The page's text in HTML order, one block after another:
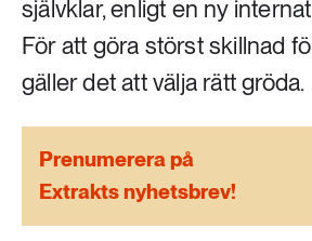
360 ARTIKLAR
Social hållbarhet
Transport
473 ARTIKLAR
självklar, enligt en ny
För att göra störst skillnad
gäller det att välja rätt gröda.
Prenumerera på
Extrakts nyhetsbrev!